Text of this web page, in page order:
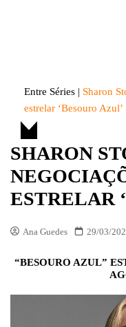
Entre Séries | Sharon
estrelar ‘Besouro Azul’
SHARON
ESTRELAR
Ana Guedes 29/03/
“BESOURO AZUL”